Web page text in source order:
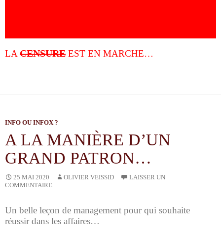
LACENSURE EST EN MARCHE…
INFO OU INFOX ?
A LA MANIÈRE D’UN
GRAND PATRON…
25 MAI 2020 OLIVIER VEISSID
LAISSER UN
COMMENTAIRE
Un belle leçon de management pour qui souhaite
réussir dans les affaires…